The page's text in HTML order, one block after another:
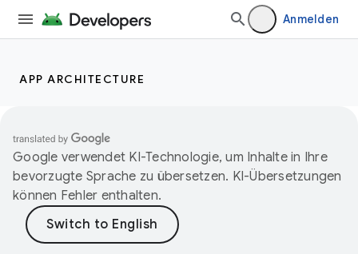
Anmelden
APP ARCHITECTURE
Google verwendet KI-Technologie, um Inhalte in Ihre
bevorzugte Sprache zu übersetzen. KI-Übersetzungen
können Fehler enthalten.